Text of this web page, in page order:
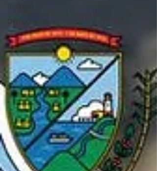
Rectoría
Democracia